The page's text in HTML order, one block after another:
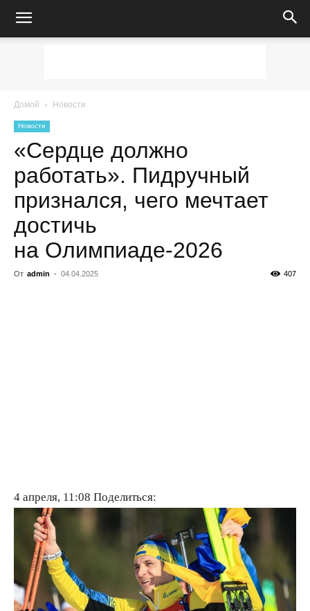
Домой Новости
Новости
«Сердце должно
работать». Пидручный
признался, чего мечтает
достичь
на Олимпиаде-2026
От admin - 04.04.2025 407
4 апреля, 11:08 Поделиться: